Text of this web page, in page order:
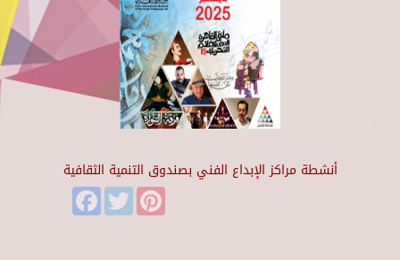
أنشطة مراكز الإبداع الفني بصندوق التنمية الثقافية
FacebookTwitter